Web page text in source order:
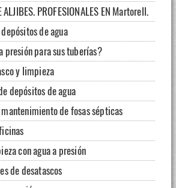
ALJIBES. PROFESIONALES EN Martorell.
de agua
presión para sus tuberías?
y limpieza
depósitos de agua
de fosas sépticas
con agua a presión
de desatascos